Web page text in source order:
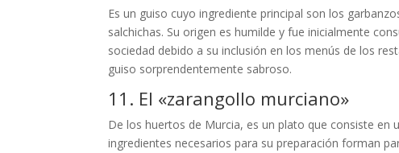
Es un guiso cuyo ingrediente principal son los
salchichas. Su origen es humilde y fue inicialmente
sociedad debido a su inclusión en los menús de los
guiso sorprendentemente sabroso.
11. El «zarangollo murciano»
De los huertos de Murcia, es un plato que consiste
ingredientes necesarios para su preparación forman